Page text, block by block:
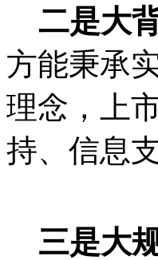
二是大
方能秉承
理念，上
持、信息
三是大